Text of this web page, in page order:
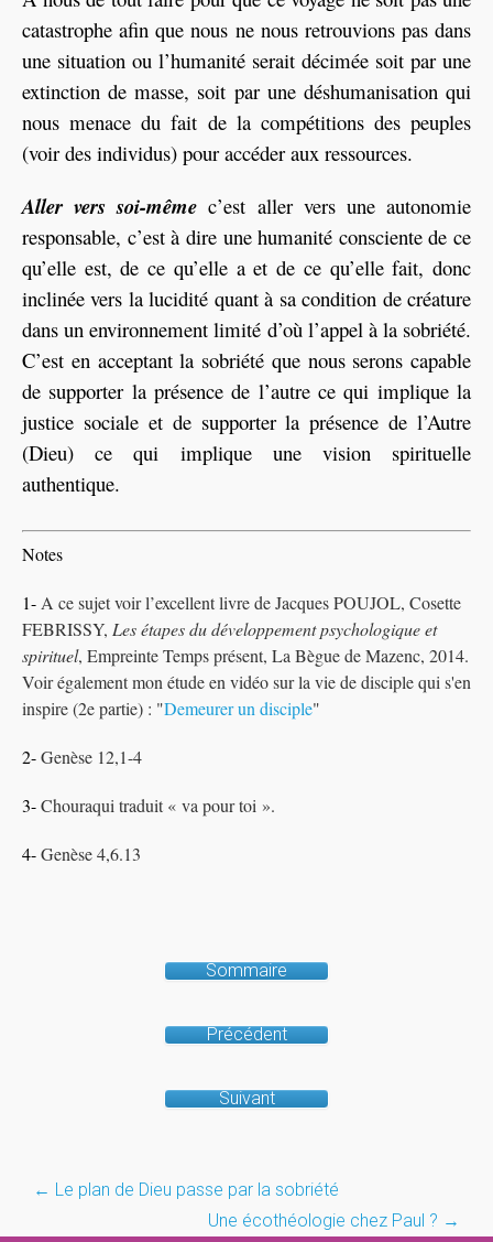
catastrophe afin que nous ne nous retrouvions pas dans
une situation ou l’humanité serait décimée soit par une
extinction de masse, soit par une déshumanisation qui
nous menace du fait de la compétitions des peuples
(voir des individus) pour accéder aux ressources.
Aller vers soi-même c’est aller vers une autonomie
responsable, c’est à dire une humanité consciente de ce
qu’elle est, de ce qu’elle a et de ce qu’elle fait, donc
inclinée vers la lucidité quant à sa condition de créature
dans un environnement limité d’où l’appel à la sobriété.
C’est en acceptant la sobriété que nous serons capable
de supporter la présence de l’autre ce qui implique la
justice sociale et de supporter la présence de l’Autre
(Dieu) ce qui implique une vision spirituelle
authentique.
Notes
1- A ce sujet voir l’excellent livre de Jacques POUJOL, Cosette
FEBRISSY, Les étapes du développement psychologique et
spirituel, Empreinte Temps présent, La Bègue de Mazenc, 2014.
Voir également mon étude en vidéo sur la vie de disciple qui s'en
inspire (2e partie) : "Demeurer un disciple"
2-Genèse 12,1-4
3-Chouraqui traduit « va pour toi ».
4-Genèse 4,6.13
Sommaire
Précédent
Suivant
Post
← Le plan de Dieu passe par la sobriété
Une écothéologie chez Paul ? →